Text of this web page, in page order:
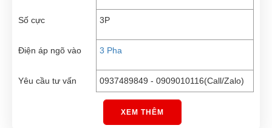
Số cực 3P
Điện áp ngõ vào 3 Pha
Yêu cầu tư vấn 0937489849 - 0909010116(Call/Zalo)
XEM THÊM